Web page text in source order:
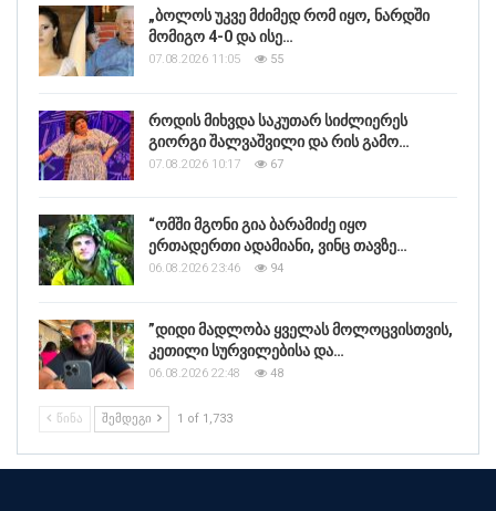
„ბოლოს უკვე მძიმედ რომ იყო, ნარდში
მომიგო 4-0 და ისე…
07.08.2026 11:05 55
როდის მიხვდა საკუთარ სიძლიერეს
გიორგი შალვაშვილი და რის გამო…
07.08.2026 10:17 67
“ომში მგონი გია ბარამიძე იყო
ერთადერთი ადამიანი, ვინც თავზე…
06.08.2026 23:46 94
”დიდი მადლობა ყველას მოლოცვისთვის,
კეთილი სურვილებისა და…
06.08.2026 22:48 48
ᲬᲘᲜᲐ ᲨᲔᲛᲓᲔᲒᲘ 1 of 1,733